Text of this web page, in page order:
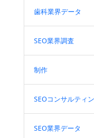
歯科業界データ
SEO業界調査
制作
SEOコンサルティ
SEO業界データ